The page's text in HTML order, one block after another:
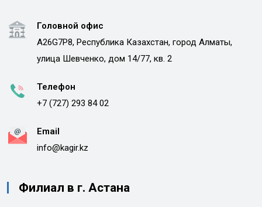
Головной офис
A26G7P8, Республика Казахстан, город Алматы,
улица Шевченко, дом 14/77, кв. 2
Телефон
+7 (727) 293 84 02
Email
info@kagir.kz
Филиал в г. Астана